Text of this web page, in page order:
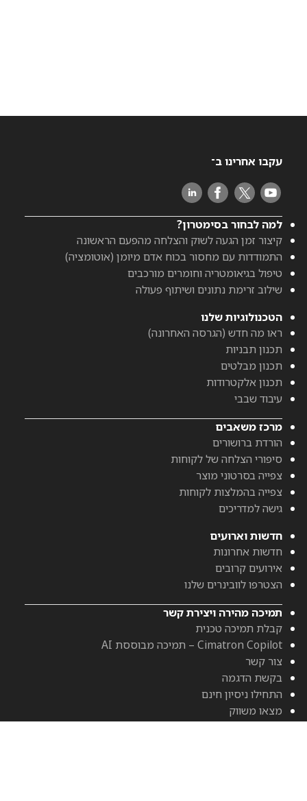
עקבו אחרינו ב־
למה לבחור בסימטרון?
קיצור זמן הגעה לשוק והצלחה מהפעם הראשונה
התמודדות עם מחסור בכוח אדם מיומן (אוטומציה)
טיפול בגיאומטריה וחומרים מורכבים
שילוב זרימת נתונים ושיתוף פעולה
הטכנולוגיות שלנו
ראו מה חדש (הגרסה האחרונה)
תכנון תבניות
תכנון מבלטים
תכנון אלקטרודות
עיבוד שבבי
מרכז משאבים
הורדת ברושורים
סיפורי הצלחה של לקוחות
צפייה בסרטוני מוצר
צפייה בהמלצות לקוחות
גישה למדריכים
חדשות וארועים
חדשות אחרונות
אירועים קרובים
הצטרפו לוובינרים שלנו
תמיכה מהירה ויצירת קשר
קבלת תמיכה טכנית
Cimatron Copilot – תמיכה מבוססת AI
צור קשר
בקשת הדגמה
התחילו ניסיון חינם
מצאו משווק